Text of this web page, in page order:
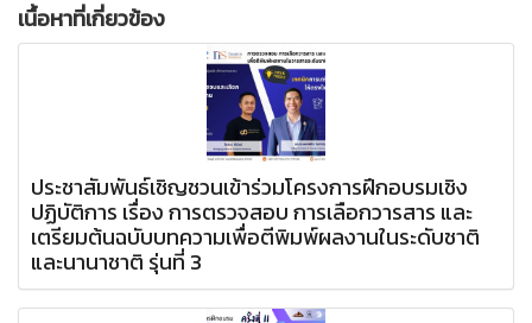
เนื้อหาที่เกี่ยวข้อง
ประชาสัมพันธ์เชิญชวนเข้าร่วมโครงการฝึกอบรมเชิง
ปฏิบัติการ เรื่อง การตรวจสอบ การเลือกวารสาร และ
เตรียมต้นฉบับบทความเพื่อตีพิมพ์ผลงานในระดับชาติ
และนานาชาติ รุ่นที่ 3